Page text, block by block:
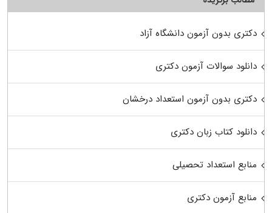
دکتری بدون آزمون دانشگاه آزاد
دانلود سوالات آزمون دکتری
دکتری بدون آزمون استعداد درخشان
دانلود کتاب زبان دکتری
منابع استعداد تحصیلی
منابع آزمون دکتری